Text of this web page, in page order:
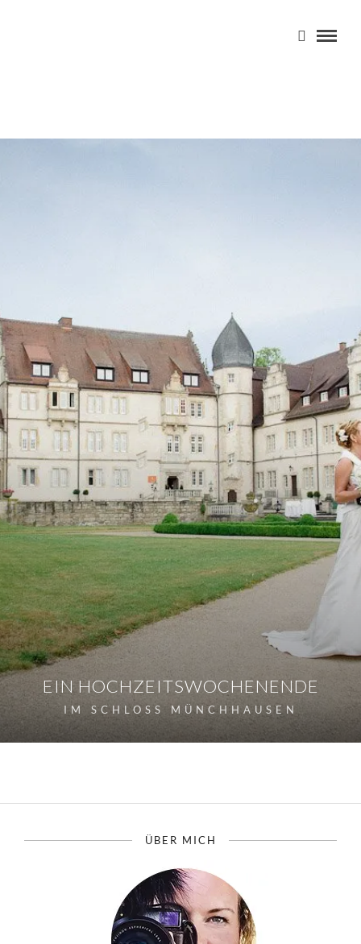
EIN HOCHZEITSWOCHENENDE
IM SCHLOSS MÜNCHHAUSEN
ÜBER MICH